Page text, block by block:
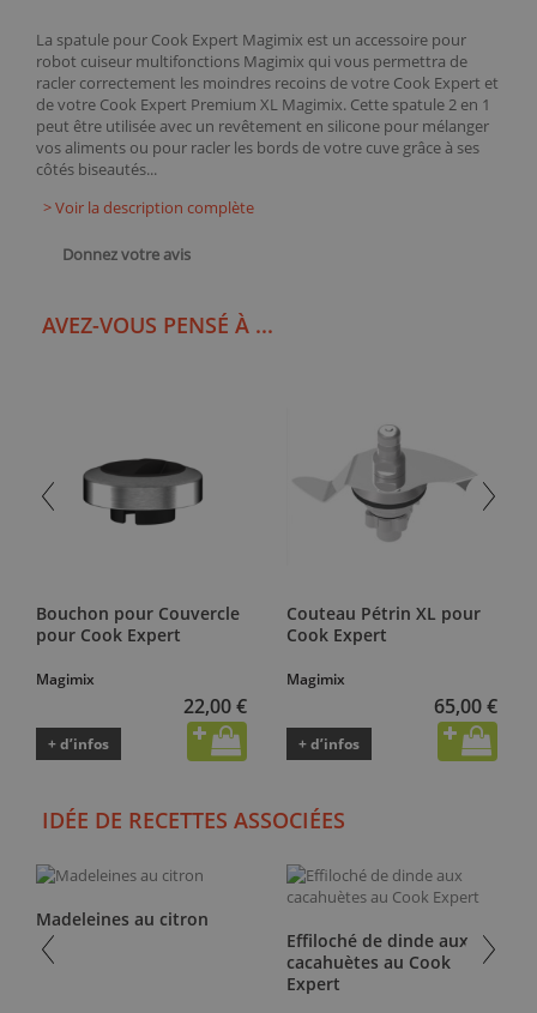
La spatule pour Cook Expert Magimix est un accessoire pour
robot cuiseur multifonctions Magimix qui vous permettra de
racler correctement les moindres recoins de votre Cook Expert et
de votre Cook Expert Premium XL Magimix. Cette spatule 2 en 1
peut être utilisée avec un revêtement en silicone pour mélanger
vos aliments ou pour racler les bords de votre cuve grâce à ses
côtés biseautés...
> Voir la description complète
Donnez votre avis
AVEZ-VOUS PENSÉ À ...
Bouchon pour Couvercle
pour Cook Expert
Magimix
22,00 €
+ d’infos
Couteau Pétrin XL pour
Cook Expert
Magimix
65,00 €
+ d’infos
IDÉE DE RECETTES ASSOCIÉES
Madeleines au citron
Effiloché de dinde aux
cacahuètes au Cook
Expert